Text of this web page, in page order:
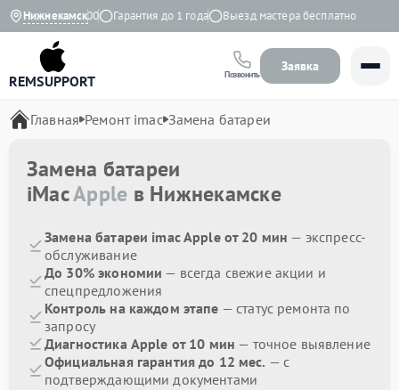
Нижнекамск
с 9:00 до 21:00 Гарантия до 1 года Выезд мастера бесплатно
REMSUPPORT Позвонить
Заявка
Главная Ремонт imac Замена батареи
Замена батареи
iMacApple в Нижнекамске
Замена батареи imac Apple от 20 мин — экспресс-
обслуживание
До 30% экономии — всегда свежие акции и
спецпредложения
Контроль на каждом этапе — статус ремонта по
запросу
Диагностика Apple от 10 мин — точное выявление
Официальная гарантия до 12 мес. — с
подтверждающими документами